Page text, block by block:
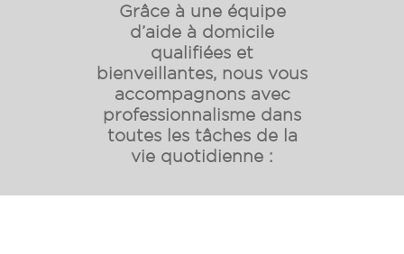
Grâce à une équipe
d’aide à domicile
qualifiées et
bienveillantes, nous vous
accompagnons avec
professionnalisme dans
toutes les tâches de la
vie quotidienne :